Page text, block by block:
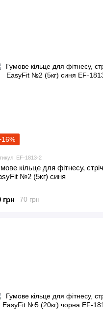
EF-1813-2
кільце для фітнесу,
№2 (5кг) синя
70 грн
грн